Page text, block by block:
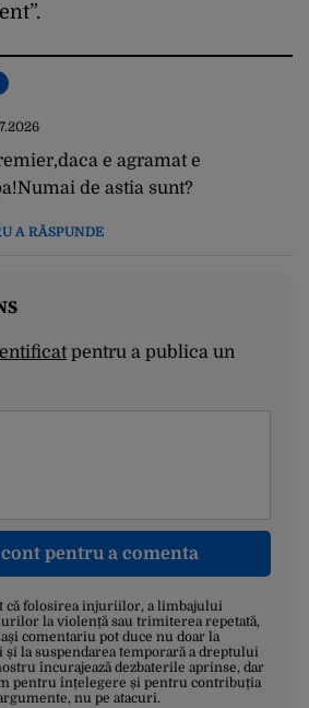
e agramat e
de astia sunt?
A RĂSPUNDE
pentru a publica un
pentru a comenta
că folosirea injuriilor, a limbajului
la violență sau trimiterea repetată,
comentariu pot duce nu doar la
și la suspendarea temporară a dreptului
încurajează dezbaterile aprinse, dar
pentru înțelegere și pentru contribuția
nu pe atacuri.